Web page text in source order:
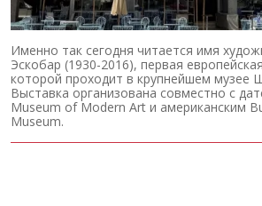
Именно так сегодня читается имя
Эскобар (1930-2016), первая
которой проходит в крупнейшем музее
Выставка организована совместно с
Museum of Modern Art и американским
Museum.